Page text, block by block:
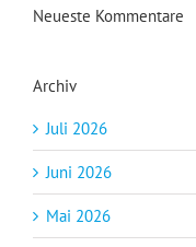
Neueste Kommentare
Archiv
Juli 2026
Juni 2026
Mai 2026